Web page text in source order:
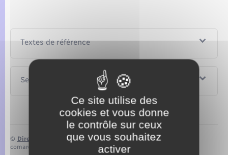
Textes de référence
Services en ligne et formulaires
© Direction de l’information légale et administrative
comarquage developpé par
baseo.io
Ce site utilise des
cookies et vous donne
le contrôle sur ceux
que vous souhaitez
activer